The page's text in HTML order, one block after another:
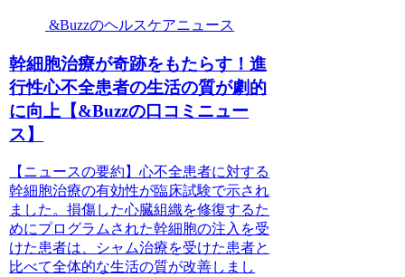
&Buzzのヘルスケアニュース
幹細胞治療が奇跡をもたらす！進
行性心不全患者の生活の質が劇的
に向上【&Buzzの口コミニュー
ス】
【ニュースの要約】心不全患者に対する
幹細胞治療の有効性が臨床試験で示され
ました。損傷した心臓組織を修復するた
めにプログラムされた幹細胞の注入を受
けた患者は、シャム治療を受けた患者と
比べて全体的な生活の質が改善しまし